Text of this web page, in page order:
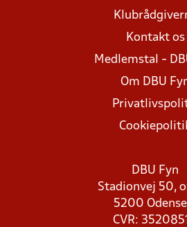
Kontakt os
Medlemstal -
Om DBU
DBU Fyn
Stadionvej 50,
5200
CVR: